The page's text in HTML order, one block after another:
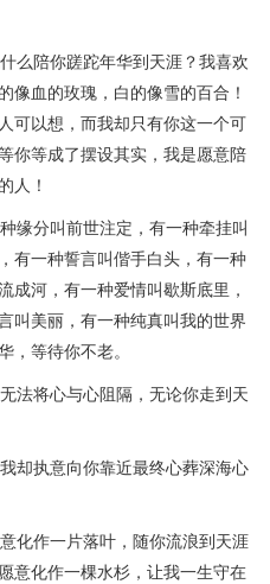
么陪你蹉跎年华到天涯？我喜欢
像血的玫瑰，白的像雪的百合！
可以想，而我却只有你这一个可
你等成了摆设其实，我是愿意陪
人！
缘分叫前世注定，有一种牵挂叫
有一种誓言叫偕手白头，有一种
成河，有一种爱情叫歇斯底里，
叫美丽，有一种纯真叫我的世界
等待你不老。
法将心与心阻隔，无论你走到天
却执意向你靠近最终心葬深海心
化作一片落叶，随你流浪到天涯
意化作一棵水杉，让我一生守在